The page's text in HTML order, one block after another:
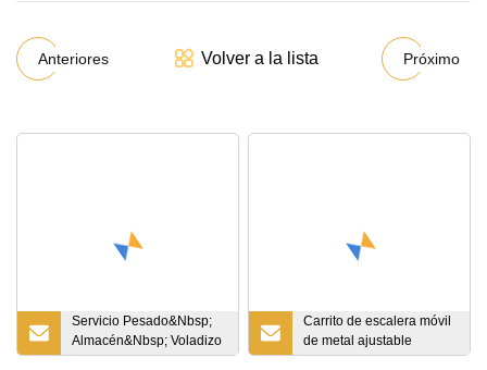
Anteriores Volver a la lista Próximo
Servicio Pesado&Nbsp;
Almacén&Nbsp; Voladizo
de
Carrito de escalera móvil
de metal ajustable
plegable de